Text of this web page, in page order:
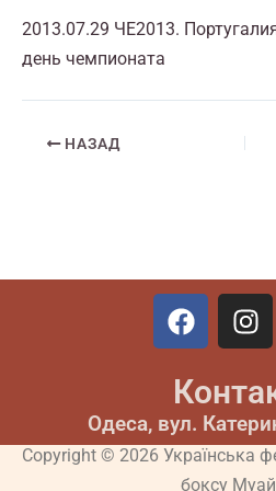
2013.07.29 ЧЕ2013.
день чемпионата
НАЗАД
F
a
e
b
o
o
I
n
t
a
g
r
Одеса, вул.
Copyright © 2026 Українська
боксу